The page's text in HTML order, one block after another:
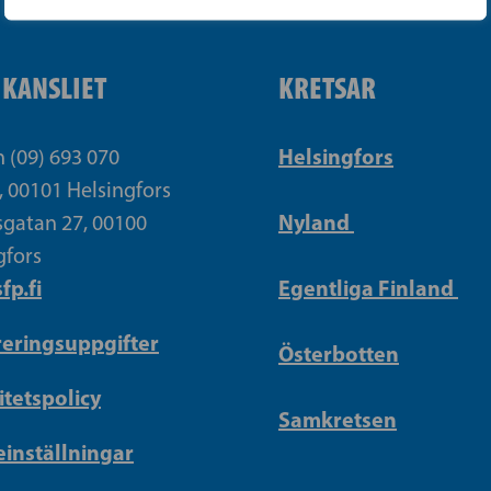
(09) 693 070
00101 Helsingfors
27, 00100
KRETSAR
Helsingfors
Nyland
Egentliga Finland
Österbotten
Samkretsen